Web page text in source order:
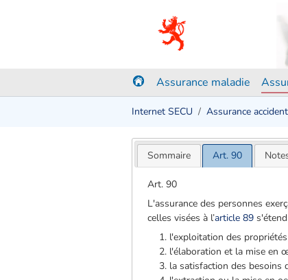
Assurance maladie
Internet SECU Assurance accident
Sommaire Art. 90
Art. 90
L'assurance des personnes
celles visées à l’article 89
l'exploitation des
l'élaboration et la mise en
la satisfaction des besoins